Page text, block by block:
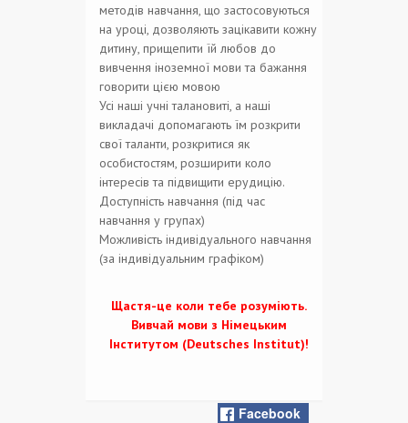
методів навчання, що застосовуються
на уроці, дозволяють зацікавити кожну
дитину, прищепити їй любов до
вивчення іноземної мови та бажання
говорити цією мовою
Усі наші учні талановиті, а наші
викладачі допомагають їм розкрити
свої таланти, розкритися як
особистостям, розширити коло
інтересів та підвищити ерудицію.
Доступність навчання (під час
навчання у групах)
Можливість індивідуального навчання
(за індивідуальним графіком)
Щастя-це коли тебе розуміють.
Вивчай мови з Німецьким
Інститутом (Deutsches Institut)!
Facebook